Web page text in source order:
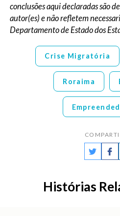
conclusões aqui declaradas são
autor(es) e não refletem
Departamento de Estado dos
Crise Migratória
Roraima
Histórias